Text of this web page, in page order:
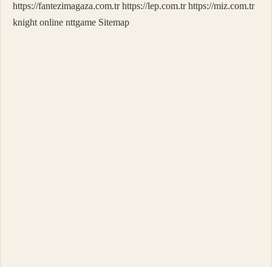
https://fantezimagaza.com.tr https://lep.com.tr https://miz.com.tr
knight online nttgame Sitemap